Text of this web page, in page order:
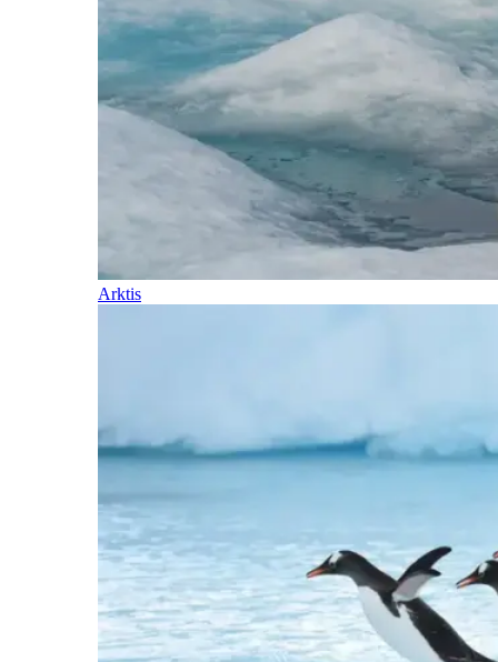
Arktis